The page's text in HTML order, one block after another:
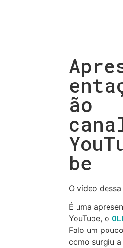
ão
be
O vídeo
É uma
YouTube, o
Falo um
como surgiu